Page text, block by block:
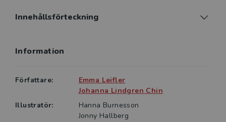
Handledningen stöttar arbetet att skapa en
arbetssätt för utveckling, implementering samt
Den här lärarhandledningen kan även användas
tillsammans med Specialpedagogik – en handbok
Innehållsförteckning
Information
Författare:
Emma Leifler
Johanna Lindgren Chin
Illustratör:
Hanna Burnesson
Jonny Hallberg